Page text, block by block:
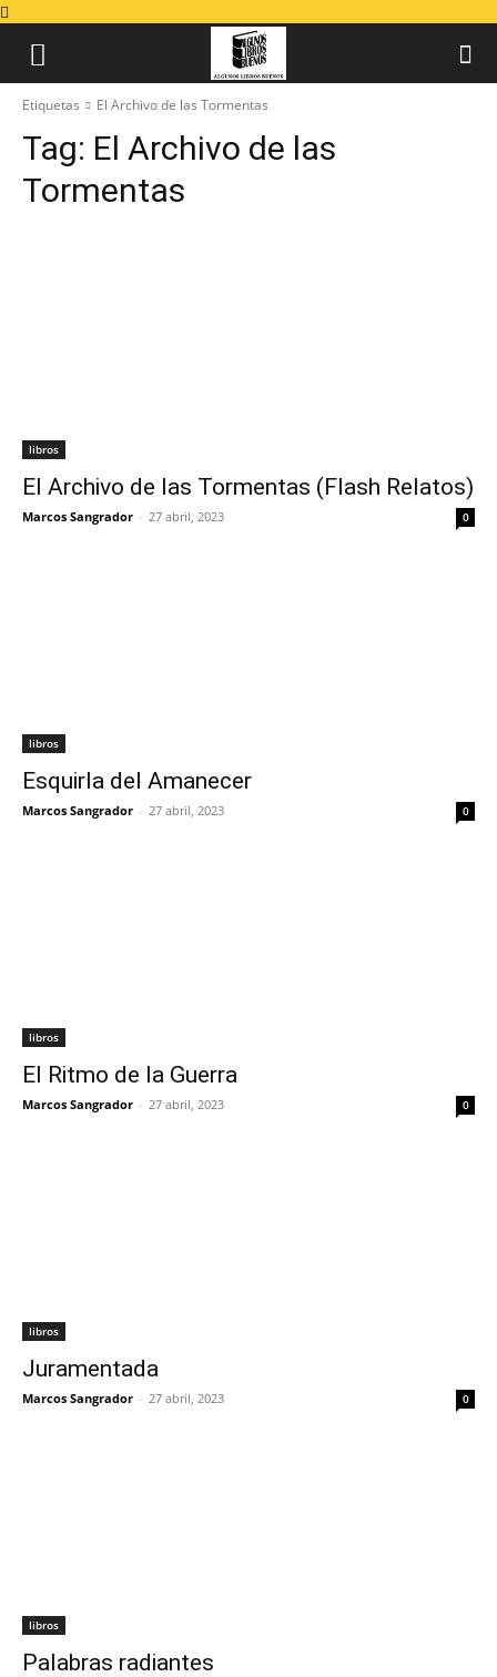
Etiquetas El Archivo de las Tormentas
Tag: El Archivo de las
Tormentas
libros
El Archivo de las Tormentas (Flash Relatos)
Marcos Sangrador - 27 abril, 2023 0
libros
Esquirla del Amanecer
Marcos Sangrador - 27 abril, 2023 0
libros
El Ritmo de la Guerra
Marcos Sangrador - 27 abril, 2023 0
libros
Juramentada
Marcos Sangrador - 27 abril, 2023 0
libros
Palabras radiantes